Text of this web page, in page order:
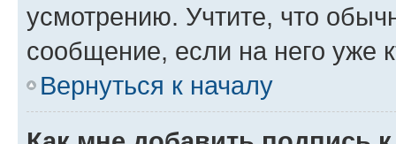
усмотрению. Учтите, что
сообщение, если на него уже
Вернуться к началу